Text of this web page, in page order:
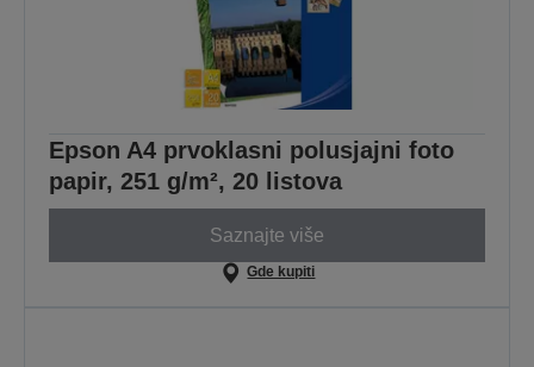
Epson A4 prvoklasni polusjajni foto
papir, 251 g/m², 20 listova
Saznajte više
Gde kupiti